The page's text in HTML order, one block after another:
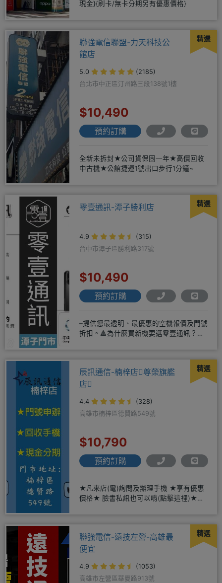
現金}{刷卡/無卡分期另有優惠價格}
精選
聯強電信聯盟-力天科技公
館店
5.0
(2185)
台北市中正區汀州路三段138號1樓
$10,490
預約訂購
全新未拆封★公司貨保固一年★高價回收
中古機★公館捷運1號出口步行1分鐘~
精選
零壹通訊-潭子勝利店
4.9
(315)
台中市潭子區勝利路317號
$10,490
預約訂購
–提供您最透明、最優惠的空機報價及門號
折扣。🔺為什麼買新機要選零壹通訊？
精選
辰訊通信-楠梓店尊榮旗艦
店
4.4
(328)
高雄市楠梓區德賢路549號
$10,790
預約訂購
★凡來店(電)詢問及辦理手機 ★享有優惠
價格★ 臉書私訊也可以唷(點擊這裡)★免
精選
聯強電信-遠技左營-高雄最
便宜
4.9
(1053)
高雄市左營區華夏路913號